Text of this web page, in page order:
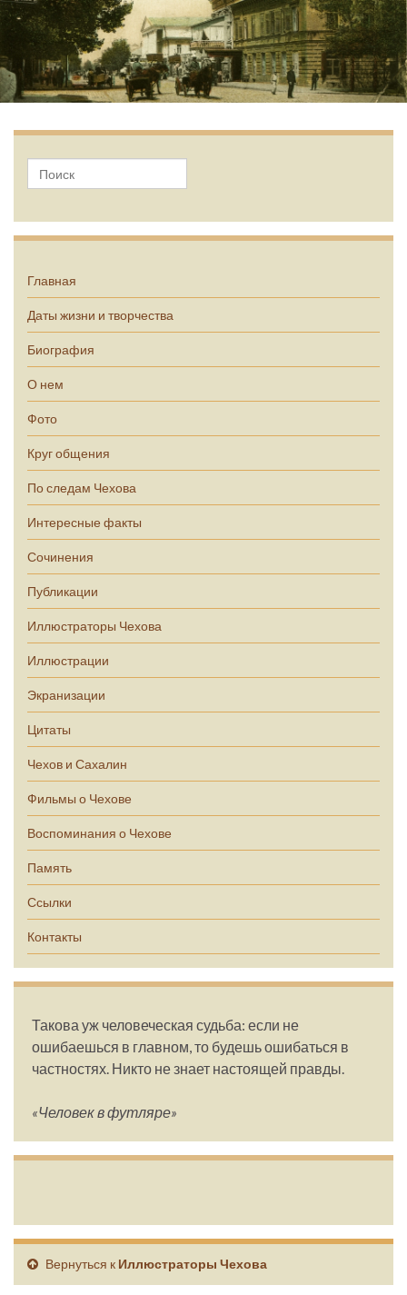
Главная
Даты жизни и творчества
Биография
О нем
Фото
Круг общения
По следам Чехова
Интересные факты
Сочинения
Публикации
Иллюстраторы Чехова
Иллюстрации
Экранизации
Цитаты
Чехов и Сахалин
Фильмы о Чехове
Воспоминания о Чехове
Память
Ссылки
Контакты
Такова уж человеческая судьба: если не
ошибаешься в главном, то будешь ошибаться в
частностях. Никто не знает настоящей правды.
«Человек в футляре»
Вернуться к Иллюстраторы Чехова